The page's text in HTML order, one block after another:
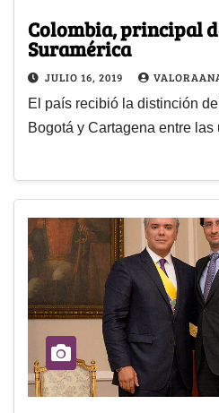
Colombia, principal
Suramérica
JULIO 16, 2019
El país recibió la distinción
Bogotá y Cartagena entre